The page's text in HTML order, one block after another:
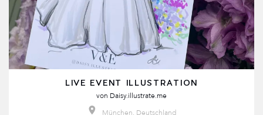
LIVE EVENT ILLUSTRATION
von Daisy.illustrate.me
München, Deutschland